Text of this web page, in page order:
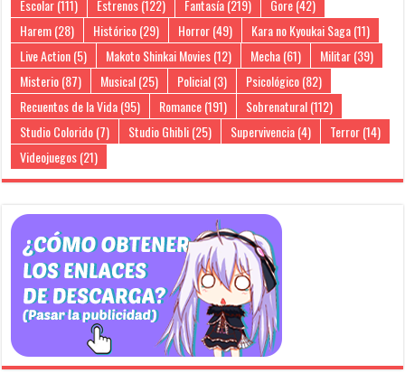
Escolar(111) Estrenos(122) Fantasía(219) Gore(42)
Harem(28) Histórico(29) Horror(49) Kara no Kyoukai Saga(11)
Live Action(5) Makoto Shinkai Movies(12) Mecha(61) Militar(39)
Misterio(87) Musical(25) Policial(3) Psicológico(82)
Recuentos de la Vida(95) Romance(191) Sobrenatural(112)
Studio Colorido(7) Studio Ghibli(25) Supervivencia(4) Terror(14)
Videojuegos(21)